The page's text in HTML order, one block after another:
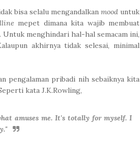
bisa selalu mengandalkan mood untuk
mepet dimana kita wajib membuat
menghindari hal-hal semacam ini,
akhirnya tidak selesai, minimal
pengalaman pribadi nih sebaiknya kita
kata J.K.Rowling,
amuses me. It's totally for myself. I
"